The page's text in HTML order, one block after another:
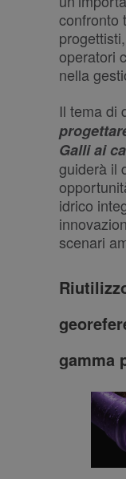
confronto
operatori
nella
Il tema di
Galli ai
guiderà il
idrico
scenari
gamma